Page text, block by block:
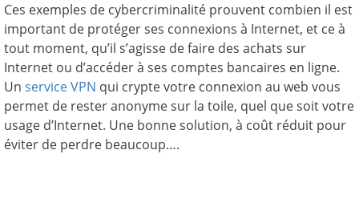
Ces exemples de cybercriminalité prouvent combien il est
important de protéger ses connexions à Internet, et ce à
tout moment, qu’il s’agisse de faire des achats sur
Internet ou d’accéder à ses comptes bancaires en ligne.
Un service VPN qui crypte votre connexion au web vous
permet de rester anonyme sur la toile, quel que soit votre
usage d’Internet. Une bonne solution, à coût réduit pour
éviter de perdre beaucoup….